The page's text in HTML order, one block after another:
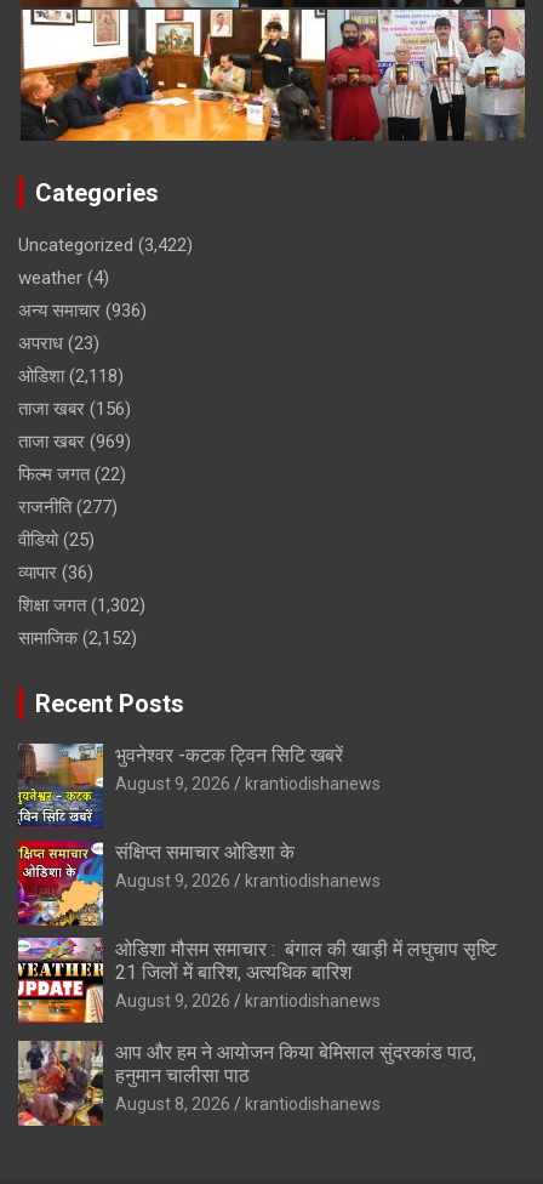
Categories
Uncategorized (3,422)
weather (4)
अन्य समाचार (936)
अपराध (23)
ओडिशा(2,118)
ताजा खबर (156)
ताजा खबर (969)
फिल्म जगत(22)
राजनीति(277)
वीडियो(25)
व्यापार (36)
शिक्षा जगत(1,302)
सामाजिक(2,152)
Recent Posts
भुवनेश्वर -कटक ट्विन सिटि खबरें
August 9, 2026 krantiodishanews
संक्षिप्त समाचार ओडिशा के
August 9, 2026 krantiodishanews
ओडिशा मौसम समाचार : बंगाल की खाड़ी में लघुचाप सृष्टि
21 जिलों में बारिश, अत्यधिक बारिश
August 9, 2026 krantiodishanews
आप और हम ने आयोजन किया बेमिसाल सुंदरकांड पाठ,
हनुमान चालीसा पाठ
August 8, 2026 krantiodishanews